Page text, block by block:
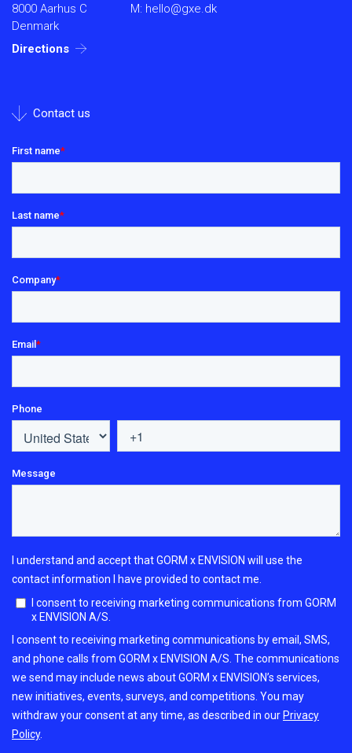
8000 Aarhus C
Denmark
Directions
M: hello@gxe.dk
Contact us